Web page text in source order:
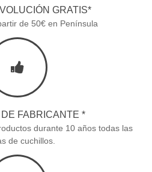
GRATIS*
de 50€ en Península
FABRICANTE *
durante 10 años todas las
de cuchillos.